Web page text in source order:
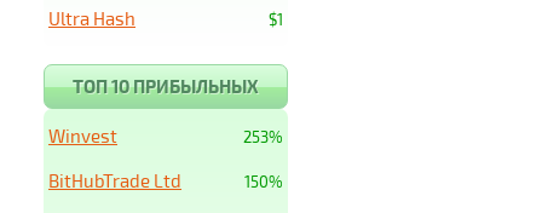
$1
Ultra Hash
ТОП 10 ПРИБЫЛЬНЫХ
253%
Winvest
150%
BitHubTrade Ltd